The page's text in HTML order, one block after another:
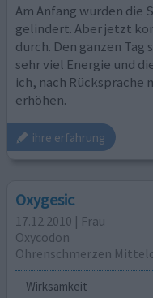
Am Anfang wurden die
gelindert. Aber jetzt
durch. Den ganzen
sehr viel Energie und
ich, nach Rücksprache
erhöhen.
ihre erfahrung
Oxygesic
17.12.2010 | Frau
Oxycodon
Ohrenschmerzen
Wirksamkeit